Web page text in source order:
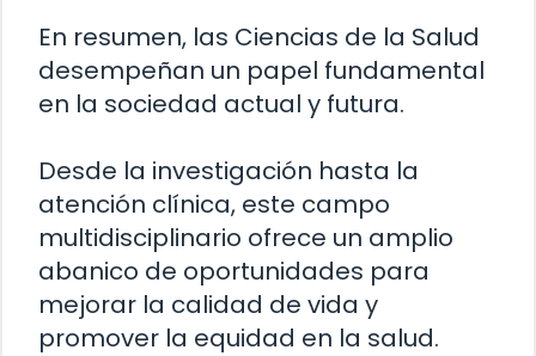
En resumen, las Ciencias de la Salud
desempeñan un papel fundamental
en la sociedad actual y futura.
Desde la investigación hasta la
atención clínica, este campo
multidisciplinario ofrece un amplio
abanico de oportunidades para
mejorar la calidad de vida y
promover la equidad en la salud.